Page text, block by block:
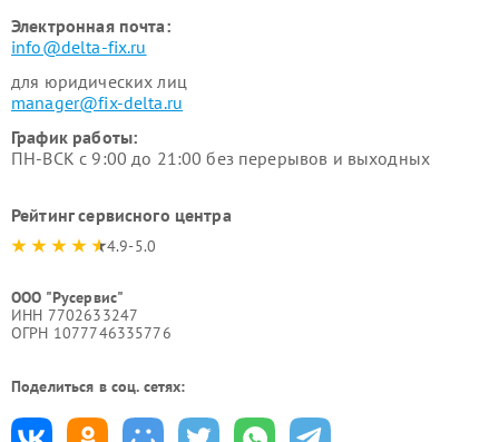
Электронная почта:
info@delta-fix.ru
для юридических лиц
manager@fix-delta.ru
График работы:
ПН-ВСК с 9:00 до 21:00 без перерывов и выходных
Рейтинг сервисного центра
4.9-5.0
ООО "Русервис"
ИНН 7702633247
ОГРН 1077746335776
Поделиться в соц. сетях: